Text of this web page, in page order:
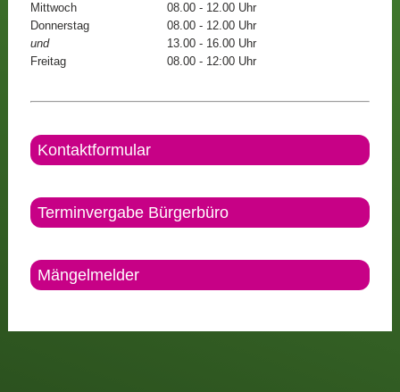
Mittwoch
08.00 - 12.00 Uhr
Donnerstag
08.00 - 12.00 Uhr
und
13.00 - 16.00 Uhr
Freitag
08.00 - 12:00 Uhr
Kontaktformular
Terminvergabe Bürgerbüro
Mängelmelder